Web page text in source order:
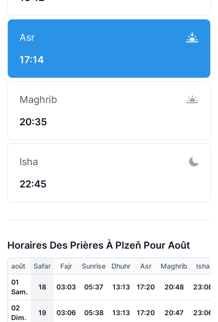
Asr
17:14
Maghrib
20:35
Isha
22:45
Horaires Des Prières À Plzeň Pour Août
août Safar Fajr Sunrise Dhuhr Asr Maghrib
Isha
01
Sam.
18 03:03 05:37 13:13 17:20 20:48 23:08
02
Dim.
19 03:06 05:38 13:13 17:20 20:47 23:06